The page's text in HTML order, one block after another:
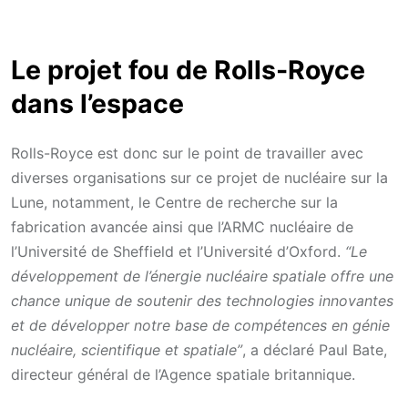
Le projet fou de Rolls-Royce
dans l’espace
Rolls-Royce est donc sur le point de travailler avec
diverses organisations sur ce projet de nucléaire sur la
Lune, notamment, le Centre de recherche sur la
fabrication avancée ainsi que l’ARMC nucléaire de
l’Université de Sheffield et l’Université d’Oxford. “Le
développement de l’énergie nucléaire spatiale offre une
chance unique de soutenir des technologies innovantes
et de développer notre base de compétences en génie
nucléaire, scientifique et spatiale”, a déclaré Paul Bate,
directeur général de l’Agence spatiale britannique.